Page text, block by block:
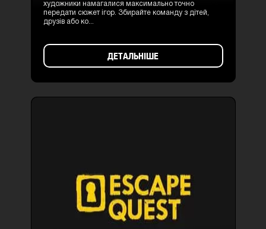
художники намагалися максимально точно
передати сюжет ігор. Збирайте команду з дітей,
друзів або ко...
ДЕТАЛЬНІШЕ